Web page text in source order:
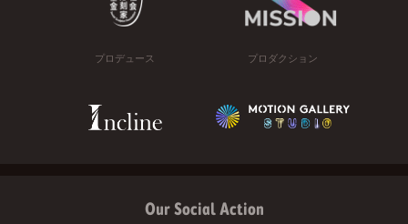
プロデュース プロダクション
Our Social Action